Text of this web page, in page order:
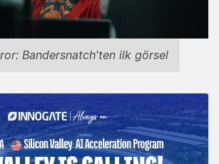
Bandersnatch'ten ilk görsel